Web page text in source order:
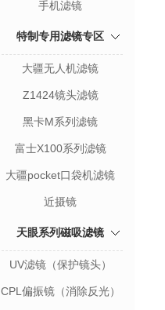
手机滤镜
特制专用滤镜专区
大疆无人机滤镜
Z1424镜头滤镜
黑卡M系列滤镜
富士X100系列滤镜
大疆pocket口袋机滤镜
近摄镜
天眼系列磁吸滤镜
UV滤镜（保护镜头）
CPL偏振镜（消除反光）